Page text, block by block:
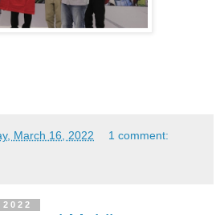
March 16, 2022 1 comment: